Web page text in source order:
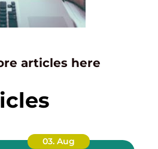
articles here
03. Aug